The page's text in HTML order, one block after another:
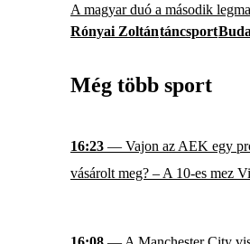
A magyar duó a második
Rónyai Zoltántáncsport
Még több sport
16:23 — Vajon az AEK egy
vásárolt meg? – A 10-es mez